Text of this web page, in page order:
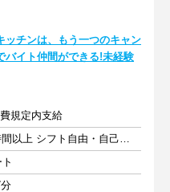
ッチンは、もう一つのキャン
バイト仲間ができる!未経験
規定内支給
週2日以上 1日2時間以上 シフト自由・自己申告